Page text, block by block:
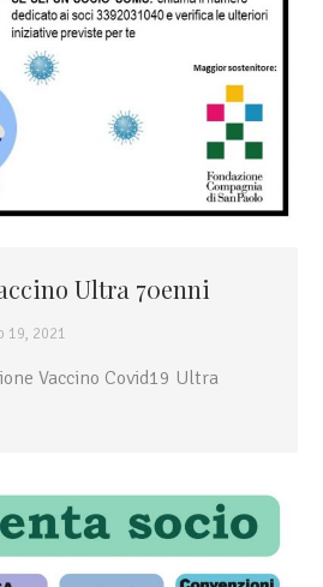
Ultra 70enni
19, 2021
Vaccino Covid19 Ultra